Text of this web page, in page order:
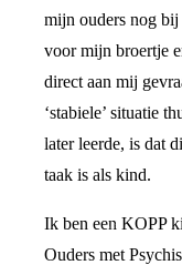
mijn ouders nog
voor mijn broertje
direct aan mij
‘stabiele’ situatie
later leerde, is dat
taak is als kind.
Ik ben een KOPP
Ouders met